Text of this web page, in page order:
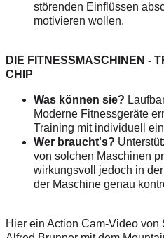
störenden Einflüssen
motivieren wollen.
DIE FITNESSMASCHINEN -
CHIP
Was können sie?
Moderne Fitnessgeräte
Training mit individuell
Wer braucht's?
von solchen Maschinen
wirkungsvoll jedoch in
der Maschine genau
Hier ein Action Cam-Video von